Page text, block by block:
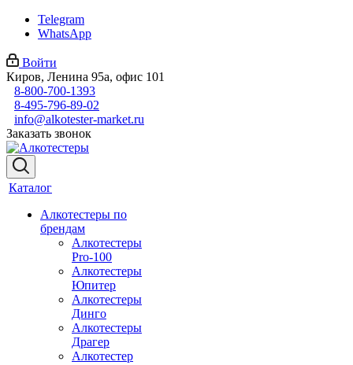
Telegram
WhatsApp
Войти
Киров, Ленина 95а, офис 101
8-800-700-1393
8-495-796-89-02
info@alkotester-market.ru
Заказать звонок
Каталог
Алкотестеры по
брендам
Алкотестеры
Pro-100
Алкотестеры
Юпитер
Алкотестеры
Динго
Алкотестеры
Драгер
Алкотестер